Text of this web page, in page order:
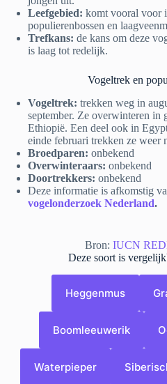
Leefgebied: komt vooral voor
populierenbossen en
Trefkans: de kans om deze
is laag tot redelijk.
Vogeltrek en
Vogeltrek: trekken weg in
september. Ze overwinteren in
Ethiopië. Een deel ook in
einde februari trekken ze weer
Broedparen: onbekend
Overwinteraars: onbekend
Doortrekkers: onbekend
Deze informatie is afkomstig
vogelonderzoek Nederland.
Bron: IUCN
Deze soort is
Heggenmus
Boomleeuwerik
Waterpieper